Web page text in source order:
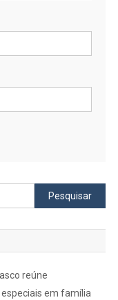
Pesquisar
por:
reúne
em família